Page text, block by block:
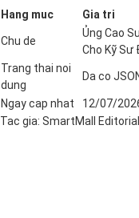
Hang muc Gia tri
Chu de
Ủng Cao
Cho Kỹ Sư
Trang thai noi
dung
Da co
Ngay cap nhat
12/07/
Tac gia: SmartMall